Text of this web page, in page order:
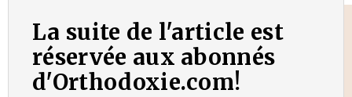
La suite de l'article est
réservée aux abonnés
d'Orthodoxie.com!